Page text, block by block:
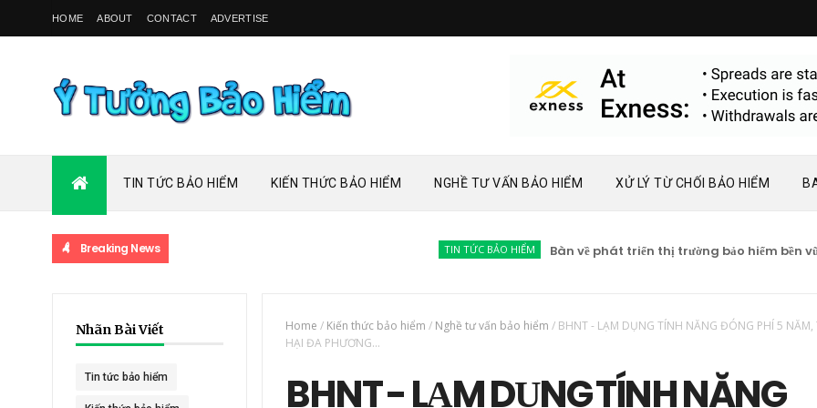
HOME ABOUT CONTACT ADVERTISE
TIN TỨC BẢO HIỂM KIẾN THỨC BẢO HIỂM NGHỀ TƯ VẤN BẢO HIỂM XỬ LÝ TỪ CHỐI BẢO HIỂM
Breaking News TIN TỨC BẢO HIỂM Bàn về phát triển thị trường bảo hiểm bền vững
Nhãn Bài Viết
Tin tức bảo hiểm
Home / Kiến thức bảo hiểm / Nghề tư vấn bảo hiểm / BHNT - LẠM DỤNG TÍNH NĂNG ĐÓNG PHÍ 5 NĂM,
HẠI ĐA PHƯƠNG...
BHNT - LẠM DỤNG TÍNH NĂNG